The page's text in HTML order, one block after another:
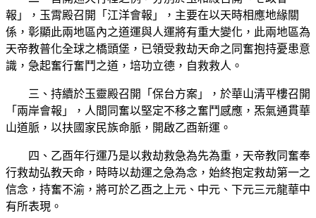
報」，玉霄殿召開「江洋會報」，主要在以天時相應地緣關
係，彰顯此兩地區內之道運與人運將有重大變化，此兩地區為
天帝教普化全球之橋頭堡，已領受救劫天命之同奮抱持憂患意
識，急起奮行奮鬥之道，培功立德，自救救人。
三、持續於玉靈殿召開「保台方案」，於華山清平樓召開
「兩岸會報」，人間同奮以堅定不移之奮鬥感應，炁氣通貫華
山道脈，以扶國家民族命脈，開啟乙酉新運。
四、乙酉年行運乃是以救劫救急為先為重，天帝教同奮奉
行救劫弘教天命，時時以劫運之急為念，始終抱定救劫第一之
信念，持奮不渝，將可於乙酉之上元、中元、下元三元龍華中
有所表現。